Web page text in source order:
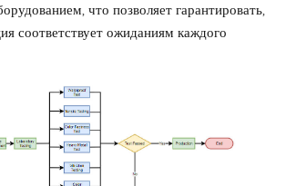
что позволяет гарантировать,
соответствует ожиданиям каждого